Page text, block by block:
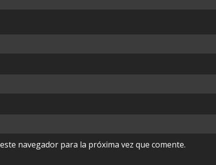
navegador para la próxima vez que comente.